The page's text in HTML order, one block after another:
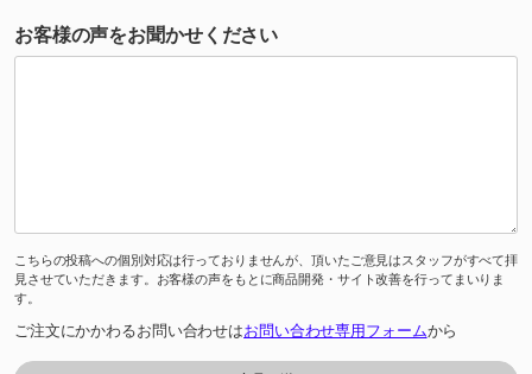
お客様の声をお聞かせください
こちらの投稿への個別対応は行っておりませんが、頂いたご意見はスタッフがすべて拝
見させていただきます。お客様の声をもとに商品開発・サイト改善を行ってまいりま
す。
ご注文にかかわるお問い合わせはお問い合わせ専用フォームから